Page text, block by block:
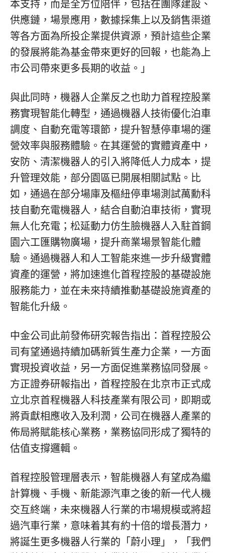
本支持，而是全方位陪伴，包括在團隊建設、
供應鏈，場景應用，數據採集上以及銷售渠道
等各方面為所投企業提供資源，預計這些企業
的發展將能為基金帶來更好的回報，也能為上
市公司帶來更多長期的收益。 」
與此同時，機器人企業反之也助力首程控股業
務實現智能化轉型，通過機器人技術優化泊車
調度、自動充電等環節，提升智慧停車場的運
營效率與服務體驗。在其運營的實體資產中，
安防、清潔機器人的引入將降低人力成本，提
升管理效能，部分園區已開展相關試點。比
如，通過在部分場庫及樞紐停車場測試萬勳科
技自動充電機器人，結合自動泊車技術，實現
無人化充電；松延動力仿生臉機器人入駐首鋼
園六工匯購物廣場，提升商業場景智能化體
驗。通過機器人和人工智能來進一步升級實體
資產的運營，將加速進化首程控股的基礎設施
服務能力，並在未來持續推動基礎設施資產的
智能化升級。
中金公司此前發佈研究報告指出：首程控股公
司有望通過持續加碼新質生產力企業，一方面
實現投資收益，另一方面促進業務協同發展。
方正證券研報指出，首程控股在北京市正式成
立北京首程機器人科技產業有限公司，即期或
將貢獻相應收入及利潤，公司在機器人產業的
佈局將賦能核心業務，業務協同形成了獨特的
估值支撐邏輯。
⾸程控股管理層表示，智能機器⼈有望成為繼
計算機、⼿機、新能源汽車之後的新⼀代⼈機
交互終端，未來機器⼈⾏業的市場規模或將超
過汽車⾏業，意味着其有約⼗倍的增長潛⼒，
將誕⽣更多機器⼈⾏業的 「 蔚⼩理 」 ， 「 我們